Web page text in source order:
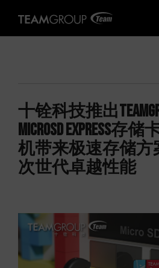
十铨科技推出
MicroSD Express存
机带来极速存储方
次世代卓越性能